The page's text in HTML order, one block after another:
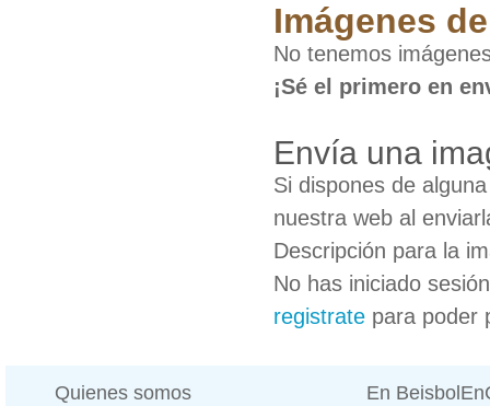
Imágenes
No tenemos
¡Sé el primero en
Envía una
Si dispones de
nuestra web al
Descripción para la
No has iniciado
registrate para poder
Quienes somos En